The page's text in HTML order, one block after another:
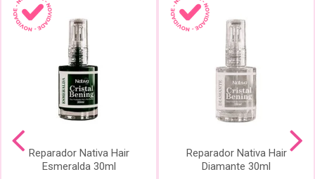
Reparador Nativa Hair
Esmeralda 30ml
Reparador Nativa Hair
Diamante 30ml